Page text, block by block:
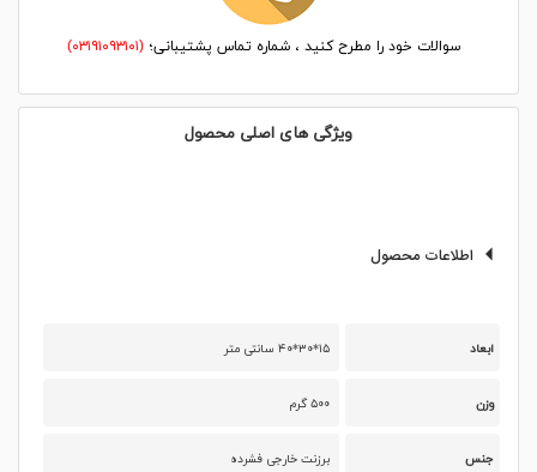
سوالات خود را مطرح کنید ، شماره تماس پشتیبانی؛
ویژگی های اصلی محصول
اطلاعات محصول
ابعاد ۱۵*۳۰*۴۰ سانتی متر
وزن ۵۰۰ گرم
جنس برزنت خارجی فشرده